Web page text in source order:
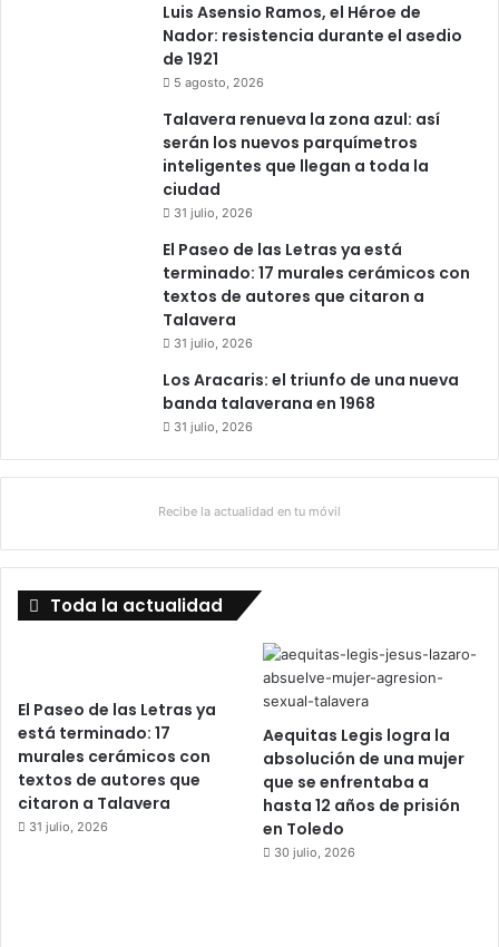
Luis Asensio Ramos, el Héroe de
Nador: resistencia durante el asedio
de 1921
5 agosto, 2026
Talavera renueva la zona azul: así
serán los nuevos parquímetros
inteligentes que llegan a toda la
ciudad
31 julio, 2026
El Paseo de las Letras ya está
terminado: 17 murales cerámicos con
textos de autores que citaron a
Talavera
31 julio, 2026
Los Aracaris: el triunfo de una nueva
banda talaverana en 1968
31 julio, 2026
Recibe la actualidad en tu móvil
Toda la actualidad
El Paseo de las Letras ya
está terminado: 17
murales cerámicos con
textos de autores que
citaron a Talavera
31 julio, 2026
Aequitas Legis logra la
absolución de una mujer
que se enfrentaba a
hasta 12 años de prisión
en Toledo
30 julio, 2026